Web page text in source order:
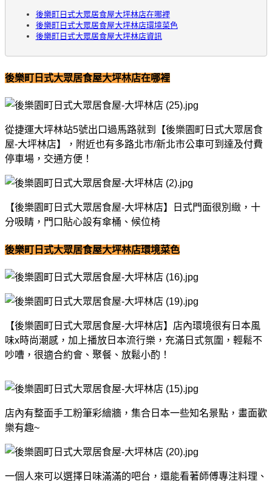
後樂町日式大眾居食屋大坪林店在哪裡
後樂町日式大眾居食屋大坪林店環境菜色
後樂町日式大眾居食屋大坪林店資訊
後樂町日式大眾居食屋大坪林店在哪裡
從捷運大坪林站5號出口過馬路就到【後樂園町日式大眾居食
屋-大坪林店】，附近也有多路北市/新北市公車可到達及付費
停車場，交通方便！
【後樂園町日式大眾居食屋-大坪林店】日式門面很別緻，十
分吸睛，門口貼心設有傘桶、候位椅
後樂町日式大眾居食屋大坪林店環境菜色
【後樂園町日式大眾居食屋-大坪林店】店內環境很有日本風
味x時尚潮感，加上播放日本流行樂，充滿日式氛圍，輕鬆不
吵嘈，很適合約會、聚餐、放鬆小酌！
店內有整面手工粉筆彩繪牆，集合日本一些知名景點，畫面歡
樂有趣~
一個人來可以選擇日味滿滿的吧台，還能看著師傅專注料理、